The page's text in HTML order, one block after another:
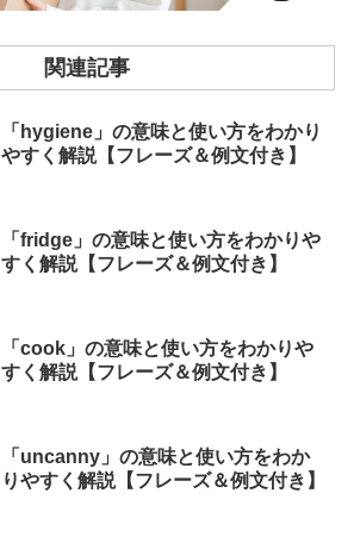
関連記事
「hygiene」の意味と使い方をわかり
やすく解説【フレーズ＆例文付き】
「fridge」の意味と使い方をわかりや
すく解説【フレーズ＆例文付き】
「cook」の意味と使い方をわかりや
すく解説【フレーズ＆例文付き】
「uncanny」の意味と使い方をわか
りやすく解説【フレーズ＆例文付き】